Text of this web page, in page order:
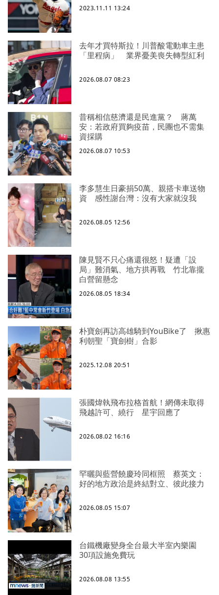
2023.11.11 13:24
去年才買特斯拉！川普酸電動車主患
「里程病」 業界憂美喪失轉型紅利
2026.08.07 08:23
昔稱相信慈濟還是民進黨？ 蔣萬
安：若政府買夠疫苗，民團也不需集
資採購
2026.08.07 10:53
李多慧生日豪捐50萬、親搭卡車送物
資 感性謝台灣：沒有大家就沒我
2026.08.05 12:56
陳見賢不只心痛還很怒！疑遭「設
局」難消氣、地方拱再戰 竹北靠攏
白營留懸念
2026.08.05 18:34
朴寶劍再訪高雄騎到YouBike了 揪惠
利朝聖「寶劍樹」合影
2025.12.08 20:51
張國煒執飛布拉格首航！網傳未取得
飛越許可、繞行 星宇回應了
2026.08.02 16:16
罕曬與藍營饒慶玲同框照 蔡英文：
好的地方政治是終結對立、彼此接力
2026.08.05 15:07
台鐵機廠變身全台最大半室內樂園
30項設施免費玩
2026.08.08 13:55